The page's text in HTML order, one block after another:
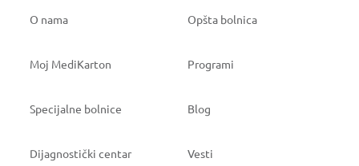
O nama Opšta bolnica
Moj MediKarton Programi
Specijalne bolnice Blog
Dijagnostički centar Vesti